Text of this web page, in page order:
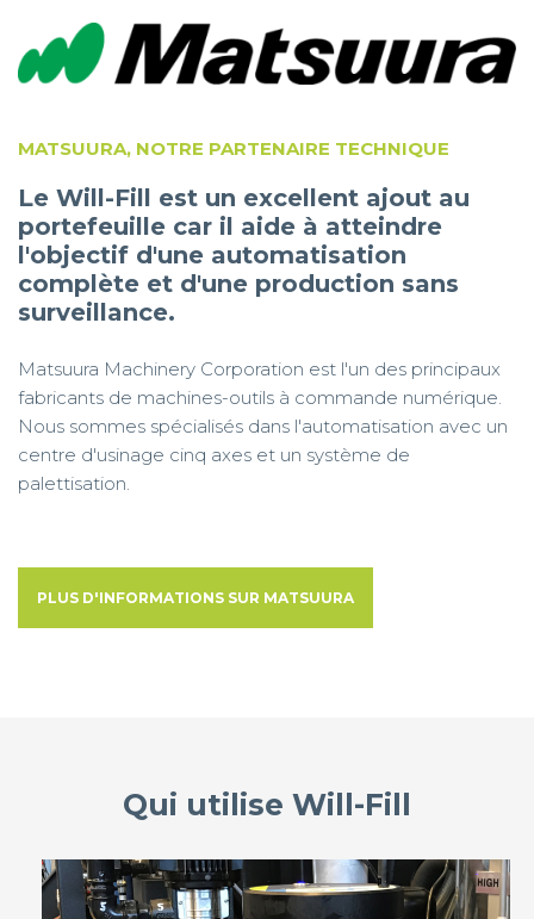
MATSUURA, NOTRE PARTENAIRE TECHNIQUE
Le Will-Fill est un excellent ajout au
portefeuille car il aide à atteindre
l'objectif d'une automatisation
complète et d'une production sans
surveillance.
Matsuura Machinery Corporation est l'un des principaux
fabricants de machines-outils à commande numérique.
Nous sommes spécialisés dans l'automatisation avec un
centre d'usinage cinq axes et un système de
palettisation.
PLUS D'INFORMATIONS SUR MATSUURA
Qui utilise Will-Fill